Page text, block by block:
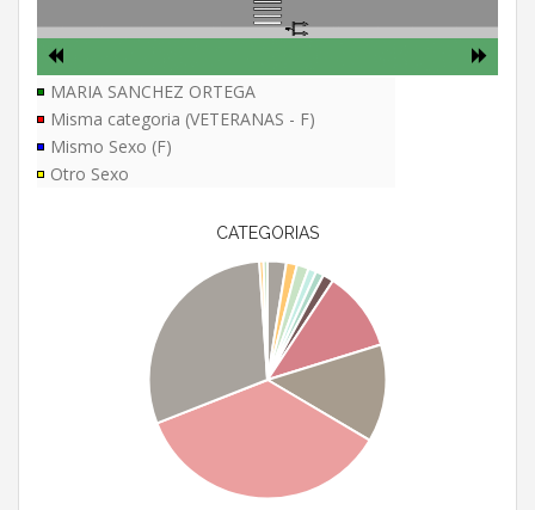
MARIA SANCHEZ ORTEGA
Misma categoria (VETERANAS - F)
Mismo Sexo (F)
Otro Sexo
CATEGORIAS